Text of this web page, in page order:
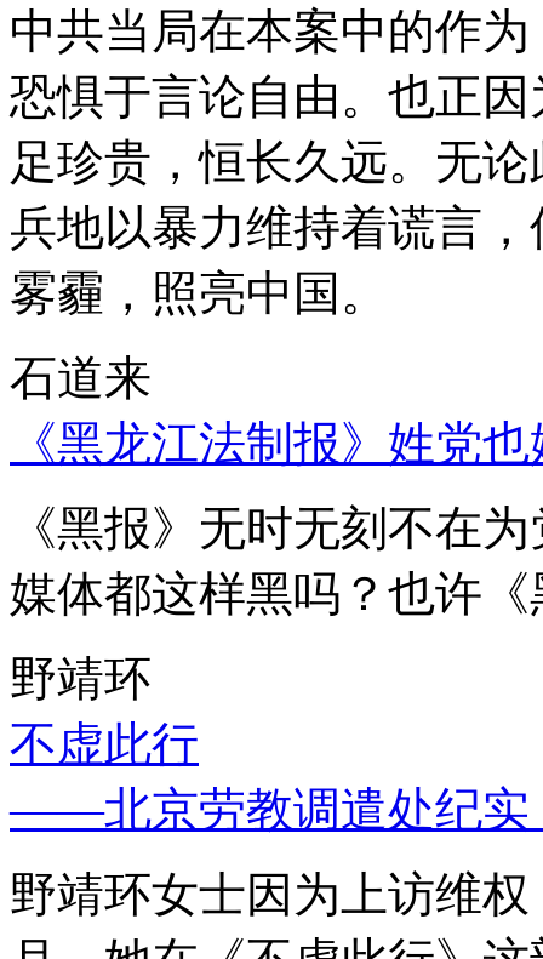
中共当局在本案中的作
恐惧于言论自由。也正
足珍贵，恒长久远。无
兵地以暴力维持着谎言
雾霾，照亮中国。
石道来
《黑龙江法制报》姓党
《黑报》无时无刻不在
媒体都这样黑吗？也许
野靖环
不虚此行
——北京劳教调遣处纪实
野靖环女士因为上访维